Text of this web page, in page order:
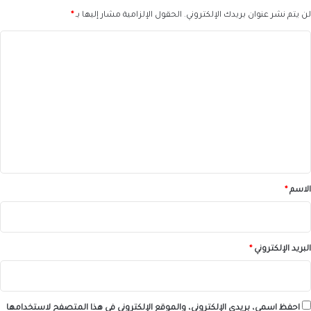
لن يتم نشر عنوان بريدك الإلكتروني. الحقول الإلزامية مشار إليها بـ*
*الاسم*
البريد الإلكتروني*
احفظ اسمي، بريدي الإلكتروني، والموقع الإلكتروني في هذا المتصفح لاستخدامها